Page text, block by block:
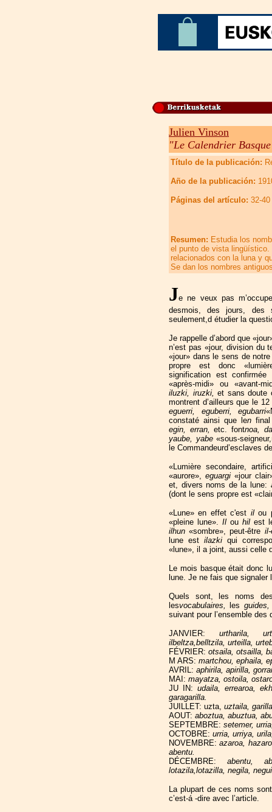
Julien Vinson
"Le Calendrier
Título de la publicación:
Año de la publicación:
Páginas del artículo: 32-40
Resumen: Estudia los
el punto de vista
relacionados con la luna y
Se dan los nombres
Je ne veux pas
desmois, des jours, des
seulement,d étudier la
Je rappelle d’abord que
n’est pas «jour, division du
«jour» dans le sens de
propre est donc
signification est
«après-midi» ou «avant-
iluzki, iruzki, et sans doute
montrent d’ailleurs que le
eguerri, eguberri, egubarri
constaté ainsi que len
egin, erran,etc. fontnoa,
yaube, yabe«sous-
le Commandeurd’esclaves
«Lumière secondaire,
«aurore», eguargi «jour
et, divers noms de la lune:
(dont le sens propre est
«Lune» en effet c'est ilou
«pleine lune». Il ou hil est
ilhun«sombre», peut-être
lune est ilazki qui
«lune», il a joint, aussi celle
Le mois basque était donc
lune. Je ne fais que
Quels sont, les noms
lesvocabulaires, les
suivant pour l’ensemble des
JANVIER: urtharila,
ilbeltza,belltzila, urteilla,
FÉVRIER: otsaila, otsailla,
M ARS: martchou, ephaila,
AVRIL: aphirila, apirilla,
MAI: mayatza, ostoila,
JU IN: udaila, errearoa,
garagarilla.
JUILLET: uzta, uztaila,
AOUT: aboztua, abuztua,
SEPTEMBRE: setemer,
OCTOBRE: urria, urriya,
NOVEMBRE:azaroa,
abentu.
DÉCEMBRE:abentu,
lotazila,lotazilla, negila,
La plupart de ces noms
c’est-á -dire avec l’article.